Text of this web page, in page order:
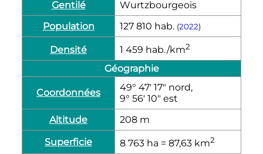
Gentilé
Wurtzbourgeois
Population
127 810 hab. (2022)
Densité 1 459 hab./km2
Géographie
Coordonnées
49° 47′ 17″ nord,
9° 56′ 10″ est
Altitude
208 m
Superficie
8 763 ha = 87,63 km2